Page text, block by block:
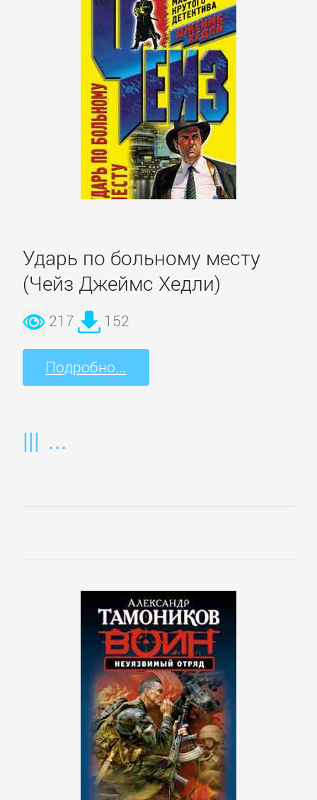
Ударь по больному месту
(Чейз Джеймс Хедли)
217 152
Подробно...
Управление
Литература
Присоединиться
Контакт
Карта
сайта
БИЗНЕС
Банковское
Бухучет,
Делопроизводство
Зарубежная
литература
Корпоративная